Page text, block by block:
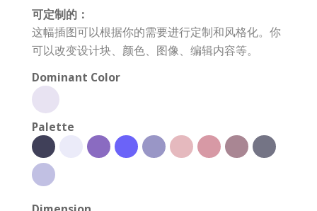
可定制的：
这幅插图可以根据你的需要进行定制和风格化。你
可以改变设计块、颜色、图像、编辑内容等。
Dominant Color
Palette